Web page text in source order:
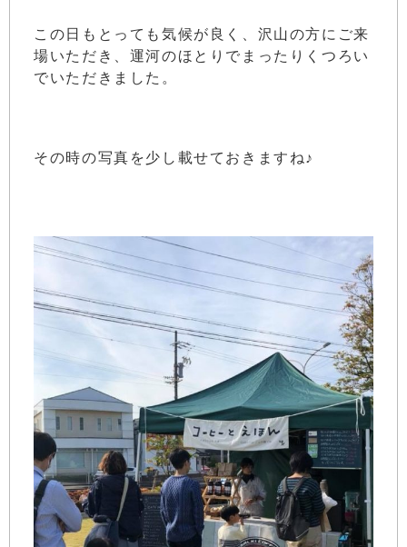
この日もとっても気候が良く、沢山の方にご来
場いただき、運河のほとりでまったりくつろい
でいただきました。
その時の写真を少し載せておきますね♪